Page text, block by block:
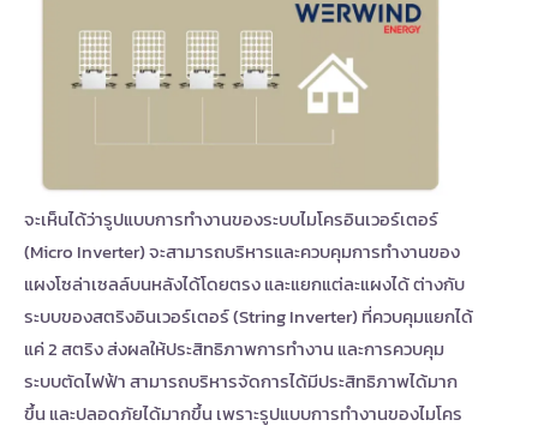
จะเห็นได้ว่ารูปแบบการทำงานของระบบไมโครอินเวอร์เตอร์
(Micro Inverter) จะสามารถบริหารและควบคุมการทำงานของ
แผงโซล่าเซลล์บนหลังได้โดยตรง และแยกแต่ละแผงได้ ต่างกับ
ระบบของสตริงอินเวอร์เตอร์ (String Inverter) ที่ควบคุมแยกได้
แค่ 2 สตริง ส่งผลให้ประสิทธิภาพการทำงาน และการควบคุม
ระบบตัดไฟฟ้า สามารถบริหารจัดการได้มีประสิทธิภาพได้มาก
ขึ้น และปลอดภัยได้มากขึ้น เพราะรูปแบบการทำงานของไมโคร